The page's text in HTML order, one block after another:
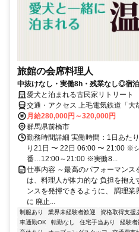
旅館の会席料理人
中抜けなし・実働8h・残業なし◎宿
愛犬と泊まれる古民家リトリー
交通・アクセス 上毛電気鉄道「大
月給280,000円～320,000円
群馬県前橋市
勤務時間詳細 実働時間：1日あた
り21日 〜 22日 06:00 〜 21:00 ※
番…12:00～21:00 ※実働8...
仕事内容 ～最高のパフォーマン
は、料理人が体力的な 負担を抱え
ンスを発揮できるように、 調理
に 廃止...
制服あり 業界未経験者歓迎 資格取得支援
車通勤OK
転勤なし 住宅手当あり 経験者